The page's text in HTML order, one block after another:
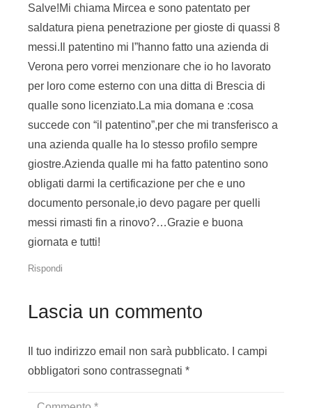
Norma che rende
obbligatorio il
patentino per
saldatura
Patentino di saldatura: quando è
obbligatorio?
L’obbligatorietà del patentino di
saldatura è stabilita dalla norma
UNI EN ISO 9606e dall’art.6
della UNI 15614.
In particolare le norme
specificano che la qualifica del
saldatore è obbligatoria per tutti
metallurgia e nella carpenteria
prevedono l’utilizzo di attrezzature
in pressione.
l’obbligatorietà è imposta quando
Salve!Mi chiama Mircea e sono patentato per
saldatura piena penetrazione per gioste di quassi 8
messi.Il patentino mi l”hanno fatto una azienda di
Verona pero vorrei menzionare che io ho lavorato
per loro come esterno con una ditta di Brescia di
qualle sono licenziato.La mia domana e :cosa
succede con “il patentino”,per che mi transferisco a
una azienda qualle ha lo stesso profilo sempre
giostre.Azienda qualle mi ha fatto patentino sono
obligati darmi la certificazione per che e uno
documento personale,io devo pagare per quelli
messi rimasti fin a rinovo?…Grazie e buona
giornata e tutti!
Rispondi
Lascia un commento
Il tuo indirizzo email non sarà pubblicato.
I campi
obbligatori sono contrassegnati *